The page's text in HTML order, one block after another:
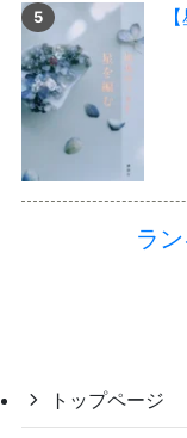
ラ
トップページ